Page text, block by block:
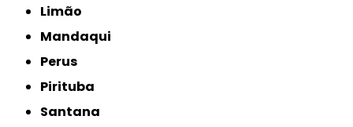
Limão
Mandaqui
Perus
Pirituba
Santana